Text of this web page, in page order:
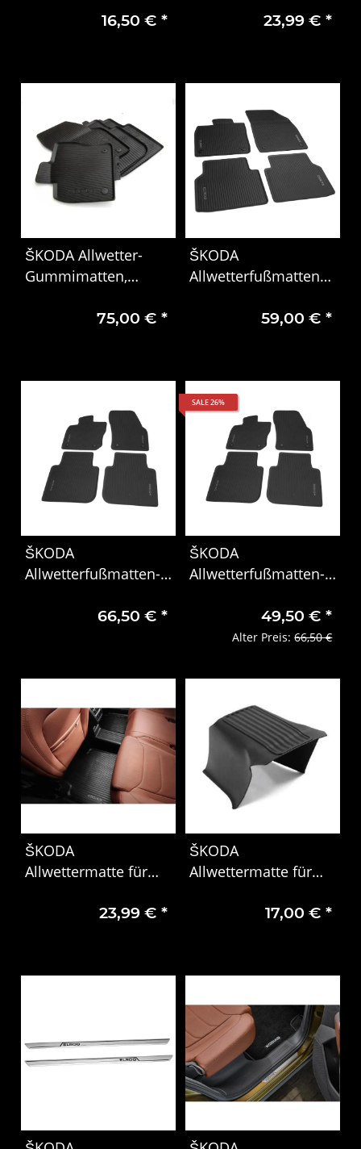
16,50 € * 23,99 €*
ŠKODA Allwetter-
Gummimatten,
Schriftzug für Kodiaq
75,00 € *
ŠKODA
Allwetterfußmatten
59,00 €*
ŠKODA
Allwetterfußmatten-
66,50 € *
SALE 26%
ŠKODA
Allwetterfußmatten-
49,50 €*
Alter Preis:66,50 €
ŠKODA
Allwettermatte für
Kodiaq II 57H061580
23,99 € *
ŠKODA
Allwettermatte für
Superb 3P0061580
17,00 €*